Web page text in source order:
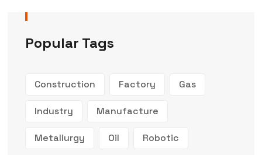
Popular Tags
Construction Factory Gas
Industry Manufacture
Metallurgy Oil Robotic